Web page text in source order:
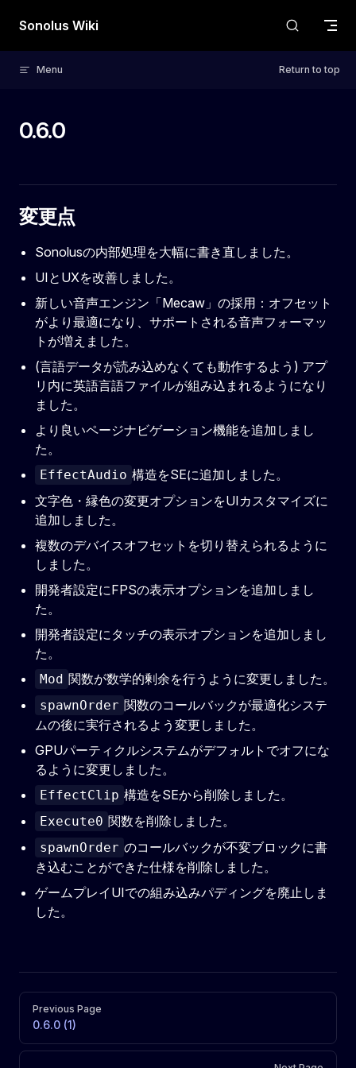
Skip to content
Sonolus Wiki
Menu Return to top
0.6.0
変更点
Sonolusの内部処理を大幅に書き直しました。
UIとUXを改善しました。
新しい音声エンジン「Mecaw」の採用：オフセット
がより最適になり、サポートされる音声フォーマッ
トが増えました。
(言語データが読み込めなくても動作するよう) アプ
リ内に英語言語ファイルが組み込まれるようになり
ました。
より良いページナビゲーション機能を追加しまし
た。
EffectAudio 構造をSEに追加しました。
文字色・縁色の変更オプションをUIカスタマイズに
追加しました。
複数のデバイスオフセットを切り替えられるように
しました。
開発者設定にFPSの表示オプションを追加しまし
た。
開発者設定にタッチの表示オプションを追加しまし
た。
Mod 関数が数学的剰余を行うように変更しました。
spawnOrder 関数のコールバックが最適化システ
ムの後に実行されるよう変更しました。
GPUパーティクルシステムがデフォルトでオフにな
るように変更しました。
EffectClip 構造をSEから削除しました。
Execute0 関数を削除しました。
spawnOrder のコールバックが不変ブロックに書
き込むことができた仕様を削除しました。
ゲームプレイUIでの組み込みパディングを廃止しま
した。
Pager
Previous Page
0.6.0 (1)